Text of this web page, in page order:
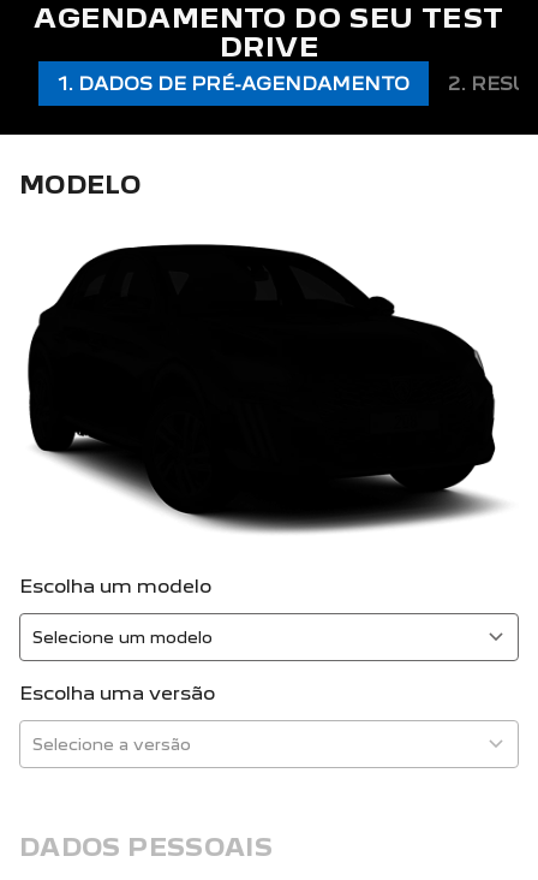
AGENDAMENTO DO SEU TEST
DRIVE
1. DADOS DE PRÉ-AGENDAMENTO 2.
MODELO
Escolha um modelo
Escolha uma versão
DADOS PESSOAIS